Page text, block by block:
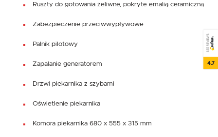
Ruszty do gotowania żeliwne, pokryte emalią ceramiczną
Zabezpieczenie przeciwwypływowe
Palnik pilotowy
Zapalanie generatorem
Drzwi piekarnika z szybami
Oświetlenie piekarnika
Komora piekarnika 680 x 555 x 315 mm
SEE REVIEWS
4.7